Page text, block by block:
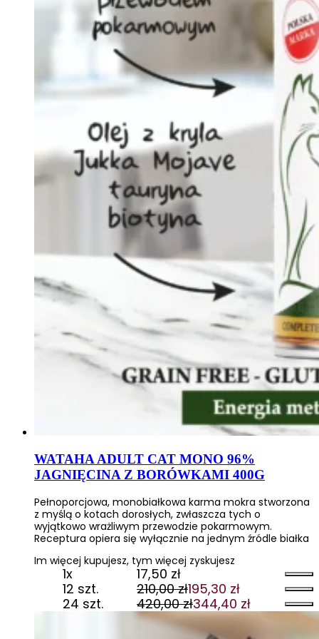
WATAHA ADULT CAT MONO 96%
JAGNIĘCINA Z BORÓWKAMI 400G
Pełnoporcjowa, monobiałkowa karma mokra stworzona
z myślą o kotach dorosłych, zwłaszcza tych o
wyjątkowo wrażliwym przewodzie pokarmowym.
Receptura opiera się wyłącznie na jednym źródle białka
Im więcej kupujesz, tym więcej zyskujesz
1x 17,50 zł
12 szt.
210,00zł
Pierwotna
cena
wynosiła:
195,30 zł
Aktualna
cena
wynosi:
24 szt. 420,00zł
Pierwotna
cena
344,40 zł
Aktualna
cena